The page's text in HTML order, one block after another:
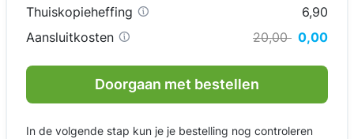
Thuiskopieheffing
6,90
Aansluitkosten
20,00 0,00
Doorgaan met bestellen
In de volgende stap kun je je bestelling nog controleren